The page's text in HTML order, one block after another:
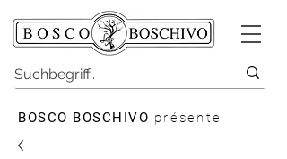
BOSCO BOSCHIVO présente